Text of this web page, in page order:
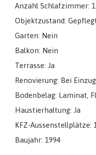
Anzahl Schlafzimmer: 1
Objektzustand:
Garten: Nein
Balkon: Nein
Terrasse: Ja
Renovierung: Bei Einzug
Bodenbelag: Laminat,
Haustierhaltung: Ja
KFZ-Aussenstellplätze: 1
Baujahr: 1994